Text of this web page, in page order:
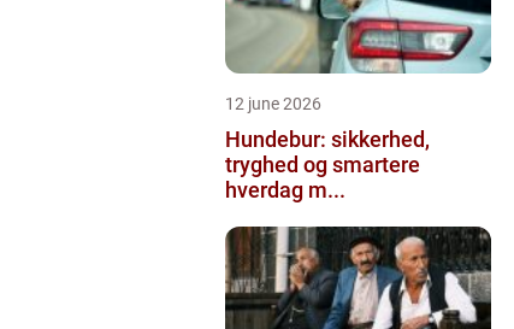
12 june 2026
Hundebur: sikkerhed,
tryghed og smartere
hverdag m...